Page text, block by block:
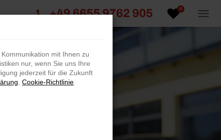
0
+49 6655 9762 905
mit Ihnen zu
nur, wenn Sie uns Ihre
jederzeit für die Zukunft
Cookie-Richtlinie